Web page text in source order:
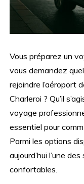
Vous préparez un
vous demandez
rejoindre l’aéroport
Charleroi ? Qu’il
voyage
essentiel pour
Parmi les options
aujourd’hui l’une
confortables.